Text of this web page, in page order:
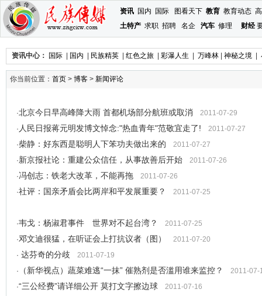
资讯 国内 国际 图看天下 教育 教育动态
土特产 求职 招聘 名企 汽车 修理 财经
资讯中心： 国际 国内 民族精英 红色之旅 彩瀑人生 万峰林 神秘之境
你当前位置： 首页 > 博客 > 新闻评论
·北京今日早高峰降大雨 首都机场部分航班或取消
2011-07-29
· 人民日报蒋元明发博文悼念:"热血青年"范敬宜走了!
2011-07-27
·柴静：好东西是聪明人下笨功夫做出来的
2011-07-27
·新京报社论：重建公众信任，从事故善后开始
2011-07-26
·冯创志：铁老大改革，不能再拖
2011-07-26
·社评：国亲矛盾会比两岸和平发展重要？ 2011-07-25
·韦戈：杨淑君事件 世界对不起台湾？
2011-07-25
·邓文迪很猛，在听证会上打抗议者（图）
2011-07-20
· 达芬奇的分歧
2011-07-19
·
（新华视点）蔬菜难逃“一抹” 催熟剂是否滥用谁来监控？
2011-07-
·“三公经费”请详细公开 莫打文字擦边球
2011-07-16